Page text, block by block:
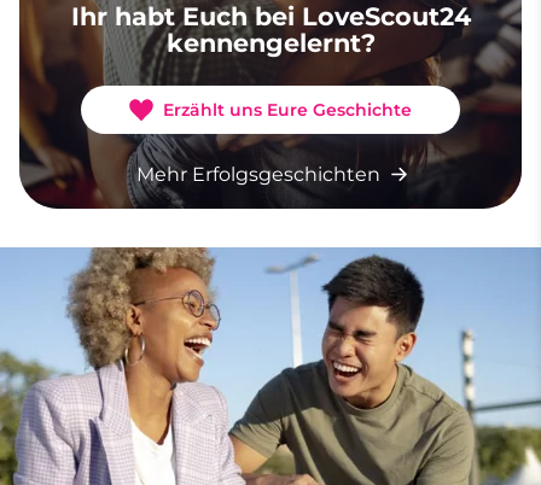
Ihr habt Euch bei LoveScout24
kennengelernt?
Erzählt uns Eure Geschichte
Mehr Erfolgsgeschichten